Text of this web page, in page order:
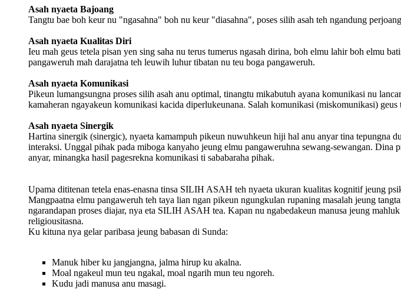
Asah nyaeta Bajoang
Tangtu bae boh keur nu "ngasahna" boh nu keur "diasahna", poses silih asah teh ngandung
Asah nyaeta Kualitas Diri
Ieu mah geus tetela pisan yen sing saha nu terus tumerus ngasah dirina, boh elmu lahir boh elmu
pangaweruh mah darajatna teh leuwih luhur tibatan nu teu boga pangaweruh.
Asah nyaeta Komunikasi
Pikeun lumangsungna proses silih asah anu optimal, tinangtu mikabutuh ayana komunikasi nu
kamaheran ngayakeun komunikasi kacida diperlukeunana. Salah komunikasi (miskomunikasi)
Asah nyaeta Sinergik
Hartina sinergik (sinergic), nyaeta kamampuh pikeun nuwuhkeun hiji hal anu anyar tina tepungna
interaksi. Unggal pihak pada miboga kanyaho jeung elmu pangaweruhna sewang-sewangan.
anyar, minangka hasil pagesrekna komunikasi ti sababaraha pihak.
Upama dititenan tetela enas-enasna tinsa SILIH ASAH teh nyaeta ukuran kualitas kognitif jeung
Mangpaatna elmu pangaweruh teh taya lian ngan pikeun ngungkulan rupaning masalah jeung
ngarandapan proses diajar, nya eta SILIH ASAH tea. Kapan nu ngabedakeun manusa jeung
religiousitasna.
Ku kituna nya gelar paribasa jeung babasan di Sunda:
Manuk hiber ku jangjangna, jalma hirup ku akalna.
Moal ngakeul mun teu ngakal, moal ngarih mun teu ngoreh.
Kudu jadi manusa anu masagi.